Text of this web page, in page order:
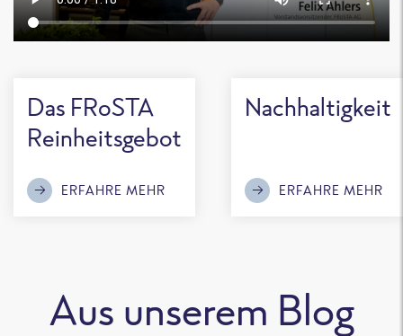
Das FRoSTA
Reinheitsgebot
ERFAHRE MEHR
Nachhaltigkeit
ERFAHRE MEHR
Aus unserem Blog